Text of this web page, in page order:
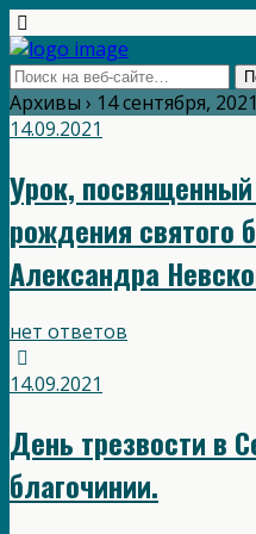
Архивы › 14 сентября, 2021
14.09.2021
Урок,
рождения святого
Александра
нет ответов
14.09.2021
День трезвости в
благочинии.